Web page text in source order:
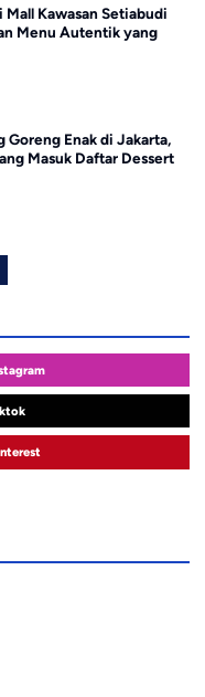
Mall Kawasan Setiabudi
Menu Autentik yang
Goreng Enak di Jakarta,
Masuk Daftar Dessert